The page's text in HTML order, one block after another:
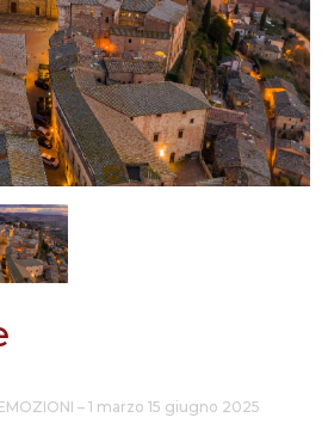
– 1 marzo 15 giugno 2025